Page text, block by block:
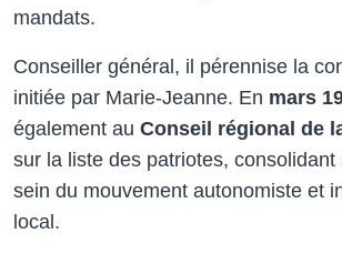
mandats.
Conseiller général, il pérennise la
initiée par Marie-Jeanne. En mars
également au Conseil régional de
sur la liste des patriotes, consolidant
sein du mouvement autonomiste et
local.